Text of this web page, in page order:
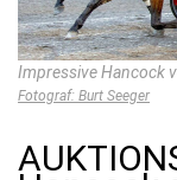
Impressive Hancock
Fotograf: Burt Seeger